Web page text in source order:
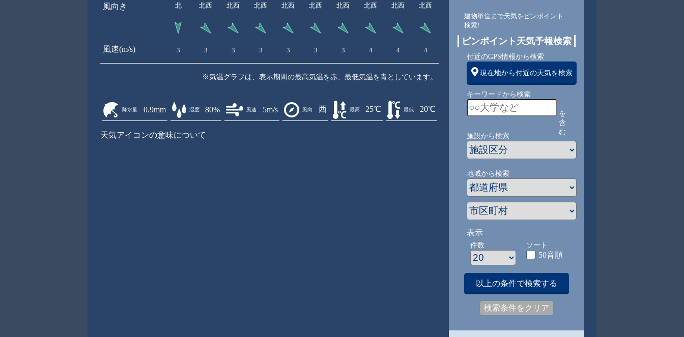
風向き
風速(m/s)
北 北西 北西 北西 北西 北西 北西 北西 北西 北西
3 3 3 3 3 3 3 4 4 4
※気温グラフは、表示期間の最高気温を赤、最低気温を青としています。
降水量 0.9mm 湿度 80% 風速 5m/s 風向 西 最高 25℃ 最低 20℃
天気アイコンの意味について
建物単位まで天気をピンポイント
検索!
ピンポイント天気予報検索
付近のGPS情報から検索
現在地から付近の天気を検索
キーワードから検索
を
含
む
施設から検索
地域から検索
表示
件数 ソート
50音順
以上の条件で検索する
検索条件をクリア